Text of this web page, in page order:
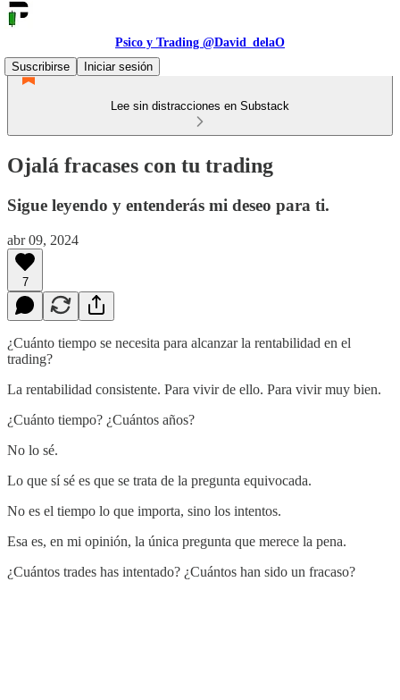
Psico y Trading @David_delaO
Suscribirse
Iniciar sesión
Lee sin distracciones en Substack
Ojalá fracases con tu trading
Sigue leyendo y entenderás mi deseo para ti.
abr 09, 2024
7
¿Cuánto tiempo se necesita para alcanzar la rentabilidad en el
trading?
La rentabilidad consistente. Para vivir de ello. Para vivir muy bien.
¿Cuánto tiempo? ¿Cuántos años?
No lo sé.
Lo que sí sé es que se trata de la pregunta equivocada.
No es el tiempo lo que importa, sino los intentos.
Esa es, en mi opinión, la única pregunta que merece la pena.
¿Cuántos trades has intentado? ¿Cuántos han sido un fracaso?